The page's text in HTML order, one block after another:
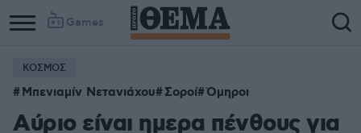
Games
ΚΟΣΜΟΣ
Μπενιαμίν Νετανιάχου Σοροί Όμηροι
Αύριο είναι ημερα πένθους για